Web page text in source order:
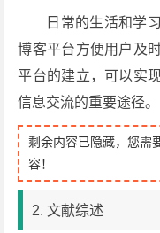
日常的生活和学
博客平台方便用户及
平台的建立，可以实
信息交流的重要途径。
剩余内容已隐藏，您需
容！
2. 文献综述